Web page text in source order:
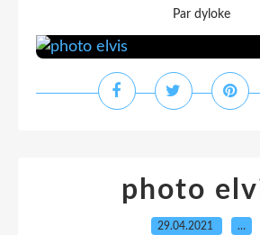
Par dyloke
photo
29.04.2021 …